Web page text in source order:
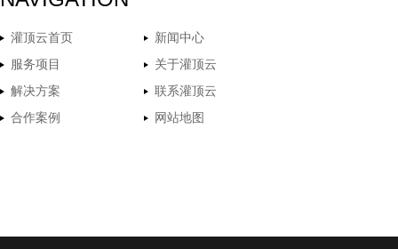
灌顶云首页
新闻中心
服务项目
关于灌顶云
解决方案
联系灌顶云
合作案例
网站地图